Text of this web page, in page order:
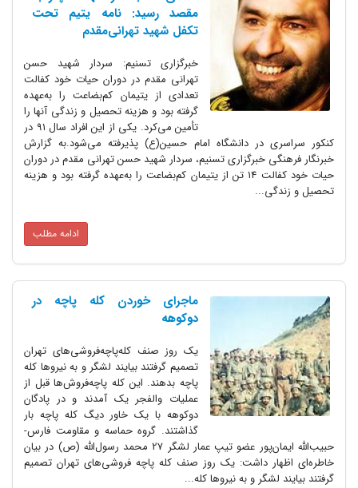
مقصد رسید: نامه یتیم تحت
تکفل شهید تهرانی‌مقدم
خبرگزاری تسنیم: سردار شهید حسن
تهرانی مقدم در دوران حیات خود کفالت
تعدادی از یتیمان کم‌بضاعت را به‌عهده
گرفته بود و هزینه تحصیل و زندگی آنها را
تأمین می‌کرد. یکی از این افراد سال ۹۱ در
کنکور سراسری در دانشگاه امام حسین(ع) پذیرفته می‌شود.به گزارش
خبرنگار فرهنگی خبرگزاری تسنیم، سردار شهید حسن تهرانی مقدم در دوران
حیات خود کفالت 14 تن از یتیمان کم‌بضاعت را به‌عهده گرفته بود و هزینه
تحصیل و زندگی...
ادامه مطلب
ماجرای خوردن کله پاچه در
دوکوهه
یک روز صنف کله‌پاچه‌فروشی‌های تهران
تصمیم گرفتند بیایند لشگر و به نیروها کله
پاچه بدهند. این کله ‌پاچه‌فروش‌ها قبل از
عملیات والفجر یک آمدند و در پادگان
دوکوهه با یک خاور دیگ کله پاچه بار
گذاشتند. گروه حماسه و مقاومت فارس-
حبیب‌الله ایمان‌پور عضو تیپ عمار لشگر 27 محمد رسول‌الله (ص) در بیان
خاطره‌ای اظهار داشت: یک روز صنف کله‌ پاچه ‌فروشی‌های تهران تصمیم
گرفتند بیایند لشگر و به نیروها کله...